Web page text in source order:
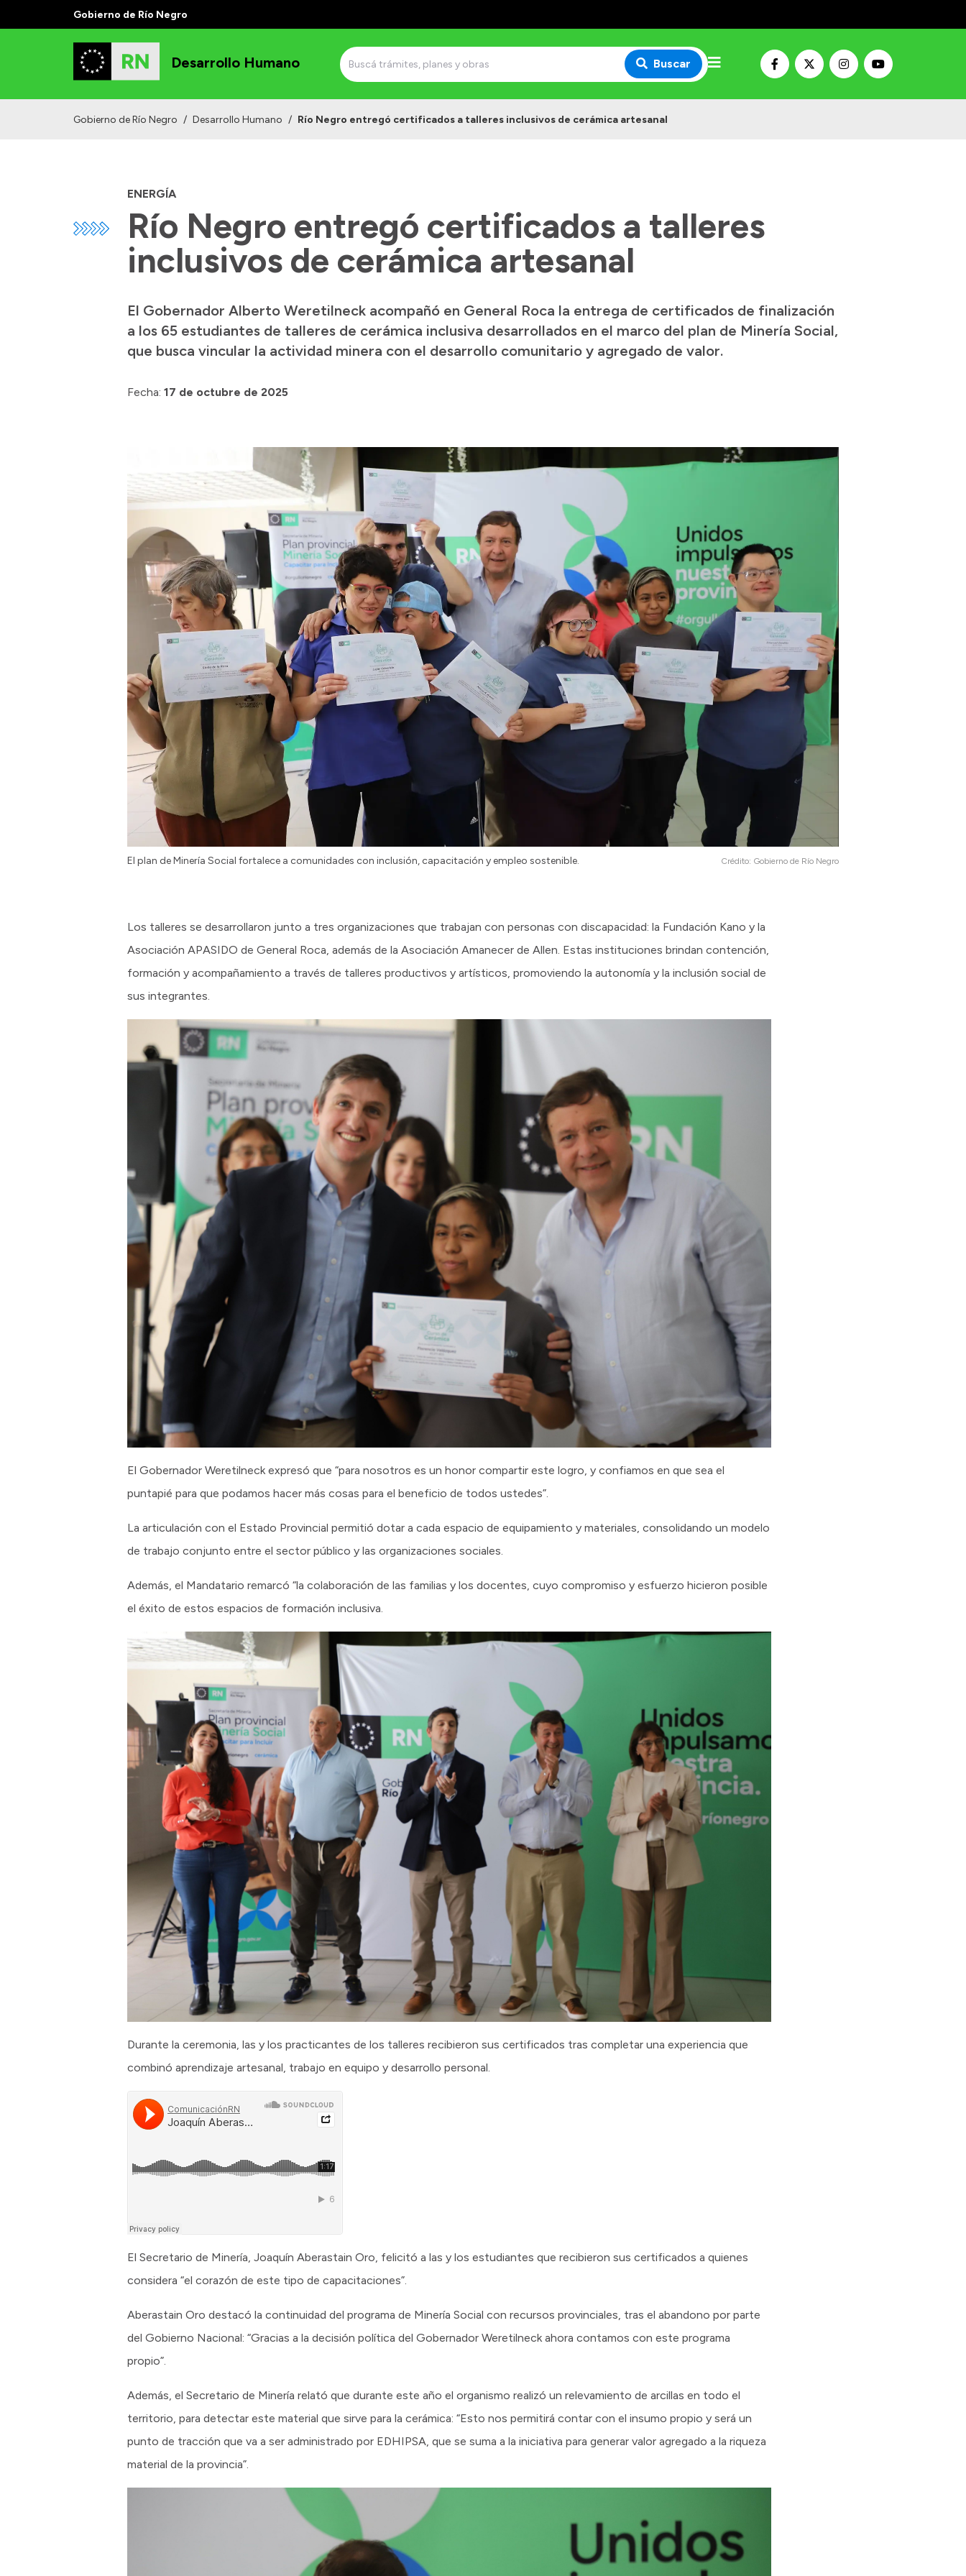
Gobierno de Río Negro
Desarrollo Humano Buscar
Gobierno de Río Negro / Desarrollo Humano / Río Negro entregó certificados a talleres inclusivos de cerámica artesanal
ENERGÍA
Río Negro entregó certificados a talleres
inclusivos de cerámica artesanal
El Gobernador Alberto Weretilneck acompañó en General Roca la entrega de certificados de finalización
a los 65 estudiantes de talleres de cerámica inclusiva desarrollados en el marco del plan de Minería Social,
que busca vincular la actividad minera con el desarrollo comunitario y agregado de valor.
Fecha: 17 de octubre de 2025
El plan de Minería Social fortalece a comunidades con inclusión, capacitación y empleo sostenible. Crédito: Gobierno de Río Negro
Los talleres se desarrollaron junto a tres organizaciones que trabajan con personas con discapacidad: la Fundación Kano y la
Asociación APASIDO de General Roca, además de la Asociación Amanecer de Allen. Estas instituciones brindan contención,
formación y acompañamiento a través de talleres productivos y artísticos, promoviendo la autonomía y la inclusión social de
sus integrantes.
El Gobernador Weretilneck expresó que “para nosotros es un honor compartir este logro, y confiamos en que sea el
puntapié para que podamos hacer más cosas para el beneficio de todos ustedes”.
La articulación con el Estado Provincial permitió dotar a cada espacio de equipamiento y materiales, consolidando un modelo
de trabajo conjunto entre el sector público y las organizaciones sociales.
Además, el Mandatario remarcó “la colaboración de las familias y los docentes, cuyo compromiso y esfuerzo hicieron posible
el éxito de estos espacios de formación inclusiva.
Durante la ceremonia, las y los practicantes de los talleres recibieron sus certificados tras completar una experiencia que
combinó aprendizaje artesanal, trabajo en equipo y desarrollo personal.
El Secretario de Minería, Joaquín Aberastain Oro, felicitó a las y los estudiantes que recibieron sus certificados a quienes
considera “el corazón de este tipo de capacitaciones”.
Aberastain Oro destacó la continuidad del programa de Minería Social con recursos provinciales, tras el abandono por parte
del Gobierno Nacional: “Gracias a la decisión política del Gobernador Weretilneck ahora contamos con este programa
propio”.
Además, el Secretario de Minería relató que durante este año el organismo realizó un relevamiento de arcillas en todo el
territorio, para detectar este material que sirve para la cerámica: “Esto nos permitirá contar con el insumo propio y será un
punto de tracción que va a ser administrado por EDHIPSA, que se suma a la iniciativa para generar valor agregado a la riqueza
material de la provincia”.